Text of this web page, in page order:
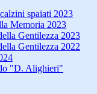
spaiati 2023
Memoria 2023
Gentilezza 2023
Gentilezza 2022
"D. Alighieri"